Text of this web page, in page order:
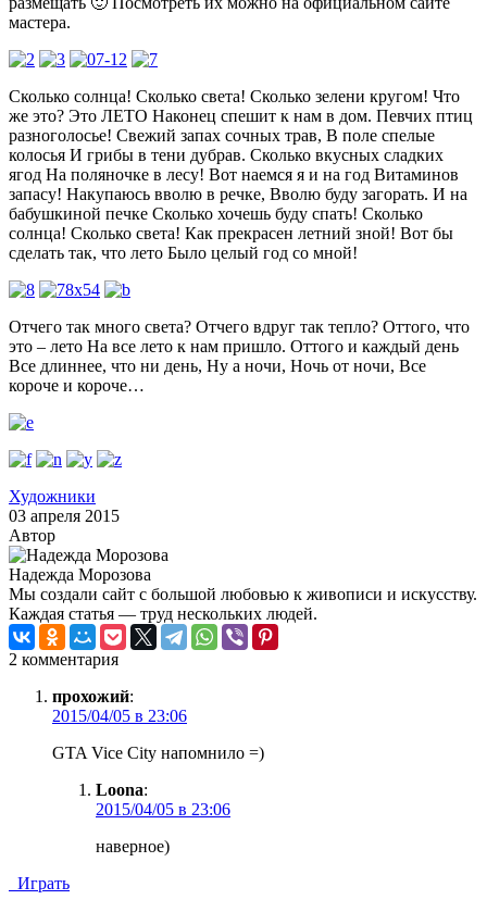
мастера.
Сколько солнца! Сколько света! Сколько зелени кругом! Что
же это? Это ЛЕТО Наконец спешит к нам в дом. Певчих птиц
разноголосье! Свежий запах сочных трав, В поле спелые
колосья И грибы в тени дубрав. Сколько вкусных сладких
ягод На поляночке в лесу! Вот наемся я и на год Витаминов
запасу! Накупаюсь вволю в речке, Вволю буду загорать. И на
бабушкиной печке Сколько хочешь буду спать! Сколько
солнца! Сколько света! Как прекрасен летний зной! Вот бы
сделать так, что лето Было целый год со мной!
Отчего так много света? Отчего вдруг так тепло? Оттого, что
это – лето На все лето к нам пришло. Оттого и каждый день
Все длиннее, что ни день, Ну а ночи, Ночь от ночи, Все
короче и короче…
Художники
03 апреля 2015
Автор
Надежда Морозова
Мы создали сайт с большой любовью к живописи и искусству.
Каждая статья — труд нескольких людей.
2 комментария
прохожий:
2015/04/05 в 23:06
GTA Vice City напомнило =)
Loona:
2015/04/05 в 23:06
наверное)
Играть